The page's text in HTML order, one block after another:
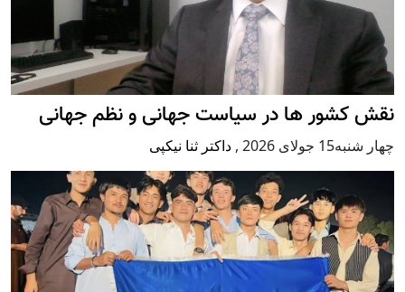
نقش کشور ها در سیاست جهانی و نظم جهانی
چهار شنبه15 جولای 2026 , داکتر ثنا نیکپی